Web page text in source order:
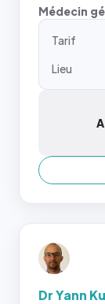
Médecin
Tarif
Lieu
Dr Yann